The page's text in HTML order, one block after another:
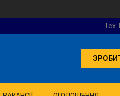
Тех.